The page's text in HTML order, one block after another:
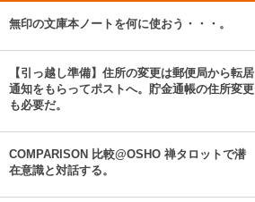
無印の文庫本ノートを何に使おう・・・。
【引っ越し準備】住所の変更は郵便局から転居
通知をもらってポストへ。貯金通帳の住所変更
も必要だ。
COMPARISON 比較@OSHO 禅タロットで潜
在意識と対話する。